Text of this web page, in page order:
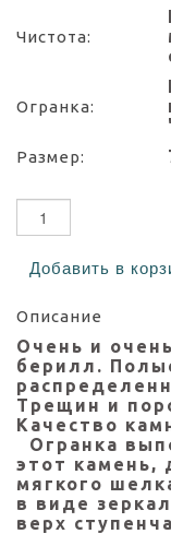
Чистота:
Огранка:
Размер:
Добавить в
Описание
Очень и
берилл.
Трещин и
Качество
Огранка
этот камень,
мягкого
в виде
верх